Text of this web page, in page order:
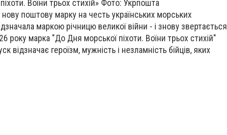
Воїни трьох стихій» Фото: Укрпошта
поштову марку на честь українських морських
маркою річницю великої війни - і знову звертається
року марка "До Дня морської піхоти. Воїни трьох стихій"
відзначає героїзм, мужність і незламність бійців, яких